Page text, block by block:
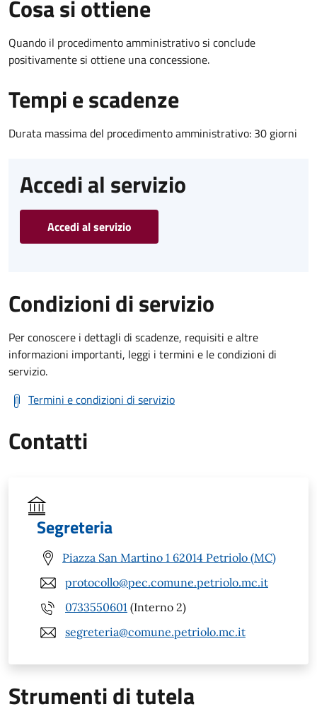
Cosa si ottiene
Quando il procedimento amministrativo si conclude
positivamente si ottiene una concessione.
Tempi e scadenze
Durata massima del procedimento amministrativo: 30 giorni
Accedi al servizio
Accedi al servizio
Condizioni di servizio
Per conoscere i dettagli di scadenze, requisiti e altre
informazioni importanti, leggi i termini e le condizioni di
servizio.
Termini e condizioni di servizio
Contatti
Segreteria
Piazza San Martino 1 62014 Petriolo (MC)
protocollo@pec.comune.petriolo.mc.it
0733550601 (Interno 2)
segreteria@comune.petriolo.mc.it
Strumenti di tutela